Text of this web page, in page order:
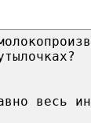
весь